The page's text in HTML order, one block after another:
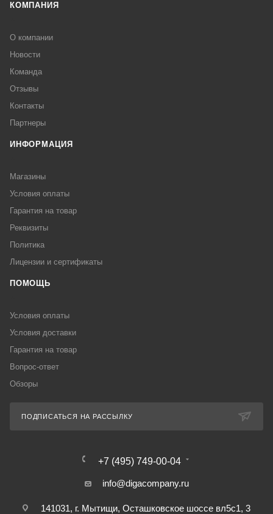
КОМПАНИЯ
О компании
Новости
Команда
Отзывы
Контакты
Партнеры
ИНФОРМАЦИЯ
Магазины
Условия оплаты
Гарантия на товар
Реквизиты
Политика
Лицензии и сертификаты
ПОМОЩЬ
Условия оплаты
Условия доставки
Гарантия на товар
Вопрос-ответ
Обзоры
ПОДПИСАТЬСЯ НА РАССЫЛКУ
+7 (495) 749-00-04
info@digacompany.ru
141031, г. Мытищи, Осташковское шоссе вл5с1, 3